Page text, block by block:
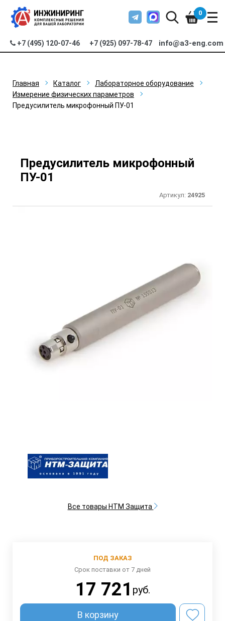
+7 (495) 120-07-46 +7 (925) 097-78-47 info@a3-eng.com
0
Главная Каталог
Лабораторное оборудование
Измерение физических параметров
Предусилитель микрофонный ПУ-01
Предусилитель микрофонный
ПУ-01
Артикул: 24925
Все товары НТМ Защита
ПОД ЗАКАЗ
Срок поставки от 7 дней
17 721 руб.
В корзину